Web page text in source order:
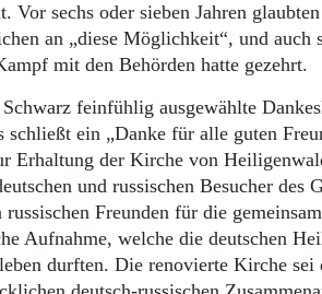
Vor sechs oder sieben Jahren
an „diese Möglichkeit“, und auch
mit den Behörden hatte gezehrt.
feinfühlig ausgewählte
schließt ein „Danke für alle guten
Erhaltung der Kirche von
und russischen Besucher des
russischen Freunden für die
Aufnahme, welche die deutschen
durften. Die renovierte Kirche sei